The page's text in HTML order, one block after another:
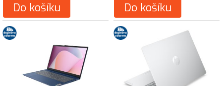
Do košíku Do košíku